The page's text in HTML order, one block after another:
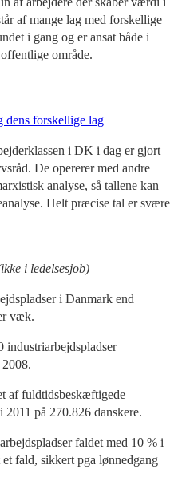
af mange lag med forskellige
i gang og er ansat både i
område.
dens forskellige lag
i DK i dag er gjort
De opererer med andre
analyse, så tallene kan
Helt præcise tal er svære
i ledelsesjob)
i Danmark end
væk.
industriarbejdspladser
af fuldtidsbeskæftigede
på 270.826 danskere.
faldet med 10 % i
fald, sikkert pga lønnedgang